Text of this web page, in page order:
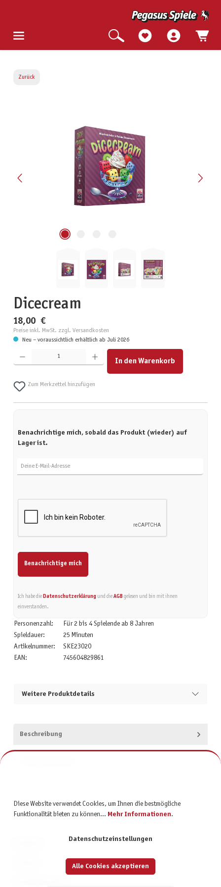
Zurück
Dicecream
18,00 €
Preise inkl. MwSt. zzgl. Versandkosten
Neu – voraussichtlich erhältlich ab Juli 2026
Produkt Anzahl: Gib den gewünschten Wert ein oder benutze die Schaltflächen um die Anzahl zu
In den Warenkorb
Zum Merkzettel hinzufügen
Benachrichtige mich, sobald das Produkt (wieder) auf
Lager ist.
Benachrichtige mich
Ich habe die Datenschutzerklärungund die AGBgelesen und bin mit ihnen
einverstanden.
Personenzahl:
Für 2 bis 4 Spielende ab 8 Jahren
Spieldauer:
25 Minuten
Artikelnummer:
SKE23020
EAN:
745604829861
Weitere Produktdetails
Beschreibung
Diese Website verwendet Cookies, um Ihnen die bestmögliche
Funktionalität bieten zu können... Mehr Informationen.
Datenschutzeinstellungen
Alle Cookies akzeptieren